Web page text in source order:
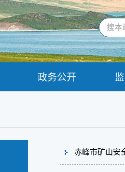
搜本
政务公开
赤峰市矿山安